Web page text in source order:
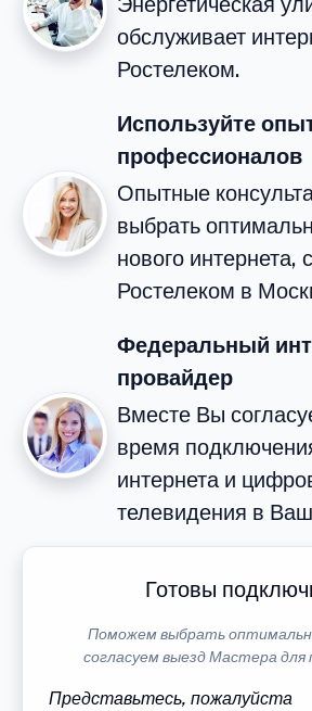
обслуживает
Ростелеком.
Используйте
профессионалов
Опытные
выбрать
нового интернета,
Ростелеком в
Федеральный
провайдер
Вместе Вы
время
интернета и
телевидения в
Готовы
Поможем выбрать
согласуем выезд Мастера для
Представьтесь, пожалуйста